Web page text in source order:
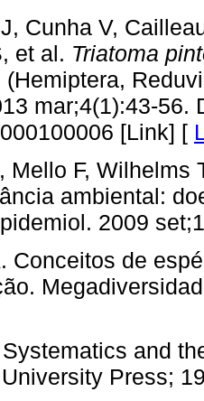
Cunha V,
et al. Triatoma
(Hemiptera,
mar;4(1):43-56.
[Link] [
Mello F, Wilhelms
ambiental:
2009
Conceitos de
and
Press;